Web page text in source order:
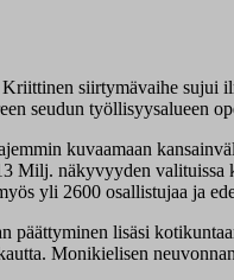
siirtymävaihe sujui
seudun työllisyysalueen
kuvaamaan
Milj. näkyvyyden
yli 2600 osallistujaa ja
lisäsi
Monikielisen